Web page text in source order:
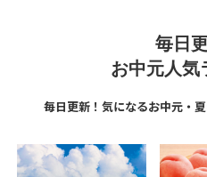
毎日
お中元人気
毎日更新！気になるお中元・